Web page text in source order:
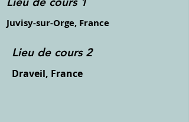
Juvisy-sur-Orge, France
Lieu de cours 2
Draveil, France